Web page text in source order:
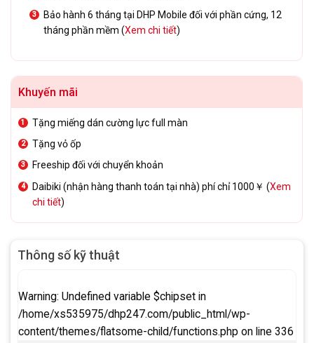
Bảo hành 6 tháng tại DHP Mobile đối với phần cứng, 12
tháng phần mềm (Xem chi tiết)
Khuyến mãi
Tặng miếng dán cường lực full màn
Tặng vỏ ốp
Freeship đối với chuyển khoản
Daibiki (nhận hàng thanh toán tại nhà) phí chỉ 1000￥ (Xem
chi tiết)
Thông số kỹ thuật
Warning: Undefined variable $chipset in
/home/xs535975/dhp247.com/public_html/wp-
content/themes/flatsome-child/functions.php on line 336